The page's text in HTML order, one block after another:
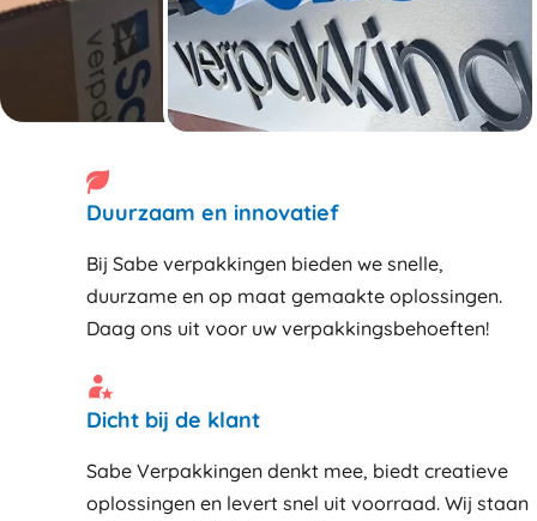
Duurzaam en innovatief
Bij Sabe verpakkingen bieden we snelle,
duurzame en op maat gemaakte oplossingen.
Daag ons uit voor uw verpakkingsbehoeften!
Dicht bij de klant
Sabe Verpakkingen denkt mee, biedt creatieve
oplossingen en levert snel uit voorraad. Wij staan